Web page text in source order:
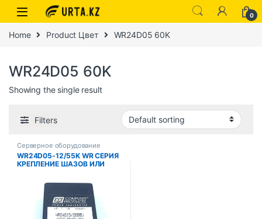
0
Home Product Цвет WR24D05 60K
WR24D05 60K
Showing the single result
Filters
Серверное оборудование
WR24D05-12/55K WR СЕРИЯ
КРЕПЛЕНИЕ ШАЗОВ ИЛИ
МОНТАЖА ПК